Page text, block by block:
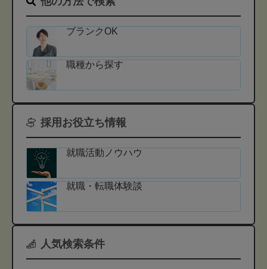
ブランクOK
職種から探す
採用お役立ち情報
就職活動ノウハウ
就職・転職体験談
人気検索条件